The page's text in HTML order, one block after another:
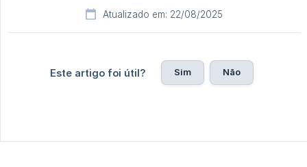
Atualizado em: 22/08/2025
Este artigo foi útil? Sim Não